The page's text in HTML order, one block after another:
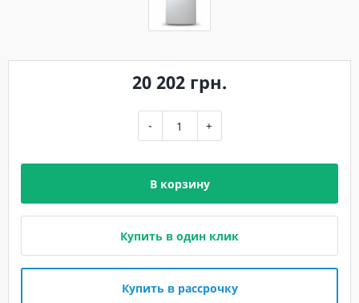
20 202 грн.
- +
В корзину
Купить в один клик
Купить в рассрочку